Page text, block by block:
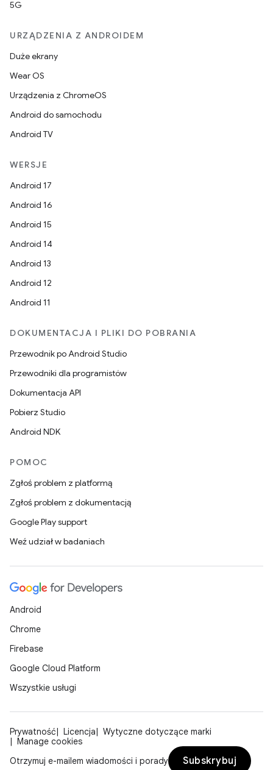
5G
URZĄDZENIA Z ANDROIDEM
Duże ekrany
Wear OS
Urządzenia z ChromeOS
Android do samochodu
Android TV
WERSJE
Android 17
Android 16
Android 15
Android 14
Android 13
Android 12
Android 11
DOKUMENTACJA I PLIKI DO POBRANIA
Przewodnik po Android Studio
Przewodniki dla programistów
Dokumentacja API
Pobierz Studio
Android NDK
POMOC
Zgłoś problem z platformą
Zgłoś problem z dokumentacją
Google Play support
Weź udział w badaniach
Android
Chrome
Firebase
Google Cloud Platform
Wszystkie usługi
Prywatność Licencja
Wytyczne dotyczące marki
Manage cookies
Otrzymuj e-mailem wiadomości i porady
Subskrybuj